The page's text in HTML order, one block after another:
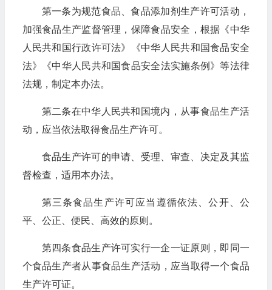
第一条为规范食品、食品添加剂生产许可活动，
加强食品生产监督管理，保障食品安全，根据《中华
人民共和国行政许可法》《中华人民共和国食品安全
法》《中华人民共和国食品安全法实施条例》等法律
法规，制定本办法。
第二条在中华人民共和国境内，从事食品生产活
动，应当依法取得食品生产许可。
食品生产许可的申请、受理、审查、决定及其监
督检查，适用本办法。
第三条食品生产许可应当遵循依法、公开、公
平、公正、便民、高效的原则。
第四条食品生产许可实行一企一证原则，即同一
个食品生产者从事食品生产活动，应当取得一个食品
生产许可证。